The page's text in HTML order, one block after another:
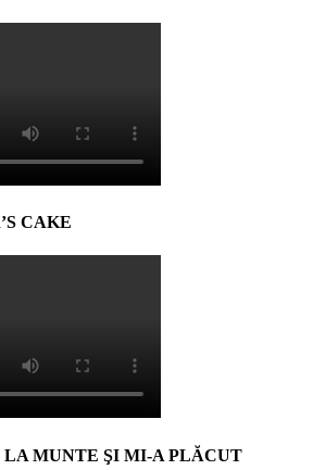
CAKE
LA MUNTE ŞI MI-A PLĂCUT